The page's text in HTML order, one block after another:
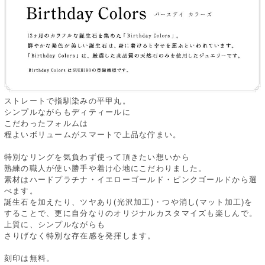
ストレートで指馴染みの平甲丸。
シンプルながらもディティールに
こだわったフォルムは
程よいボリュームがスマートで上品な佇まい。
特別なリングを気負わず使って頂きたい想いから
熟練の職人が使い勝手や着け心地にこだわりました。
素材はハードプラチナ・イエローゴールド・ピンクゴールドから選
べます。
誕生石を加えたり、ツヤあり(光沢加工)・つや消し(マット加工)を
することで、更に自分なりのオリジナルカスタマイズも楽しんで。
上質に、シンプルながらも
さりげなく特別な存在感を発揮します。
刻印は無料。